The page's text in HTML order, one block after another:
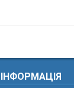
ІНФОРМАЦІЯ